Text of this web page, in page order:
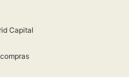
Capital